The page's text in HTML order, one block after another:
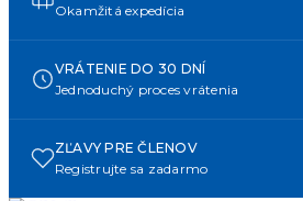
Okamžitá expedícia
VRÁTENIE DO 30 DNÍ
Jednoduchý proces vrátenia
ZĽAVY PRE ČLENOV
Registrujte sa zadarmo